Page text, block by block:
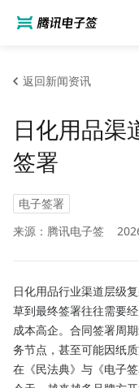
返回新闻资讯
日化用品渠
签署
电子签署
来源：腾讯电子签
日化用品行业渠道层级
草到最终签署往往需要
成本高企。合同签署周
务节点，甚至可能因纸
在《民法典》与《电子